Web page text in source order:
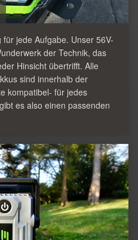
jede Aufgabe. Unser 56V-
der Technik, das
Hinsicht übertrifft. Alle
sind innerhalb der
kompatibel- für jedes
es also einen passenden